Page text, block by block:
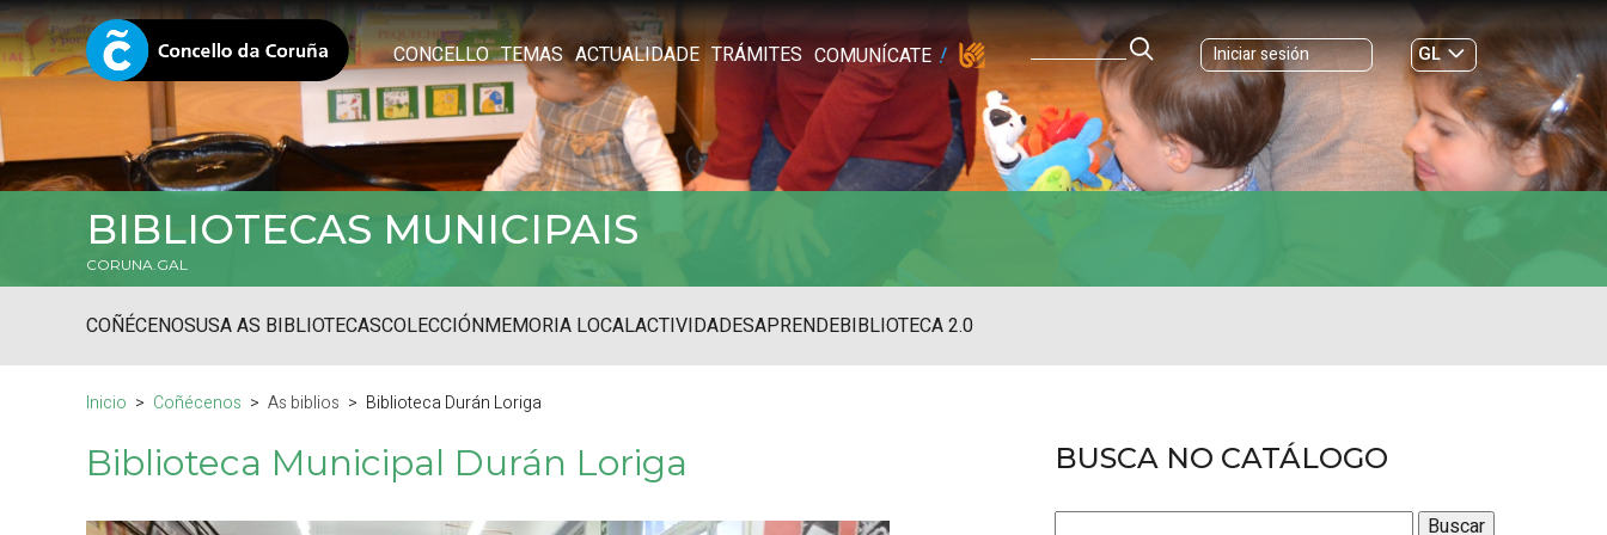
CONCELLO TEMAS ACTUALIDADE TRÁMITES COMUNÍCATE Iniciar sesión
GL
ES|
BIBLIOTECAS MUNICIPAIS
CORUNA.GAL
COÑÉCENOSUSA AS BIBLIOTECASCOLECCIÓNMEMORIA LOCALACTIVIDADESAPRENDEBIBLIOTECA 2.0
Inicio Coñécenos As biblios Biblioteca Durán Loriga
Biblioteca Municipal Durán Loriga BUSCA NO CATÁLOGO